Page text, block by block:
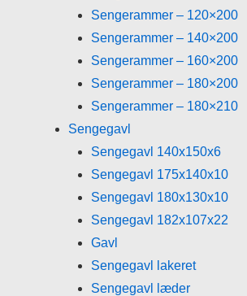
Sengerammer – 120×200
Sengerammer – 140×200
Sengerammer – 160×200
Sengerammer – 180×200
Sengerammer – 180×210
Sengegavl
Sengegavl 140x150x6
Sengegavl 175x140x10
Sengegavl 180x130x10
Sengegavl 182x107x22
Gavl
Sengegavl lakeret
Sengegavl læder